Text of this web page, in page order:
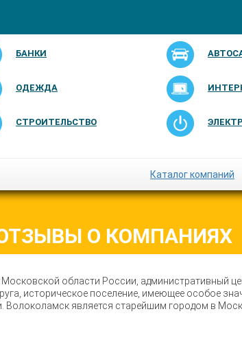
БАНКИ
ОДЕЖДА
СТРОИТЕЛЬСТВО
Каталог компаний
О КОМПАНИЯХ
области России, административный
историческое поселение, имеющее особое
Волоколамск является старейшим городом в